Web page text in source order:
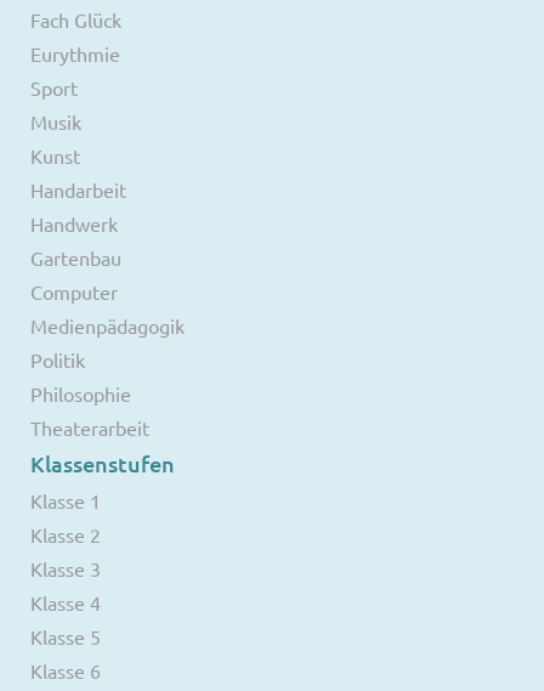
Fach Glück
Eurythmie
Sport
Musik
Kunst
Handarbeit
Handwerk
Gartenbau
Computer
Medienpädagogik
Politik
Philosophie
Theaterarbeit
Klassenstufen
Klasse 1
Klasse 2
Klasse 3
Klasse 4
Klasse 5
Klasse 6